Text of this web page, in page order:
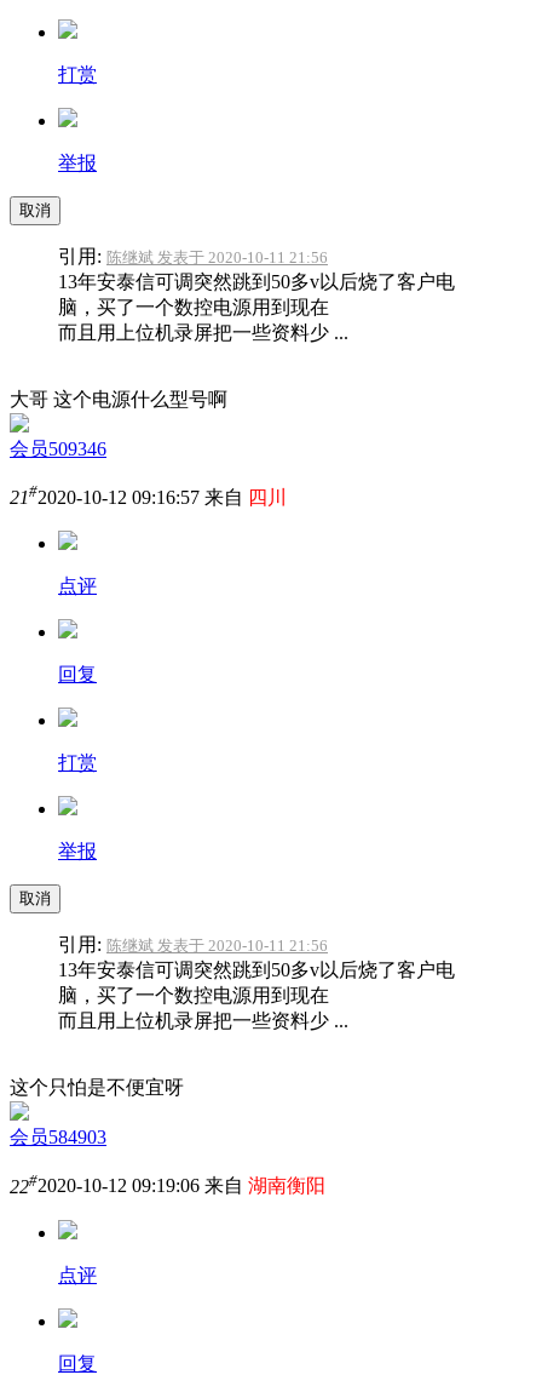
打赏
举报
取消
引用: 陈继斌 发表于 2020-10-11 21:56
13年安泰信可调突然跳到50多v以后烧了客户电
脑，买了一个数控电源用到现在
而且用上位机录屏把一些资料少 ...
大哥 这个电源什么型号啊
会员509346
21#2020-10-12 09:16:57 来自 四川
点评
回复
打赏
举报
取消
引用: 陈继斌 发表于 2020-10-11 21:56
13年安泰信可调突然跳到50多v以后烧了客户电
脑，买了一个数控电源用到现在
而且用上位机录屏把一些资料少 ...
这个只怕是不便宜呀
会员584903
22#2020-10-12 09:19:06 来自 湖南衡阳
点评
回复